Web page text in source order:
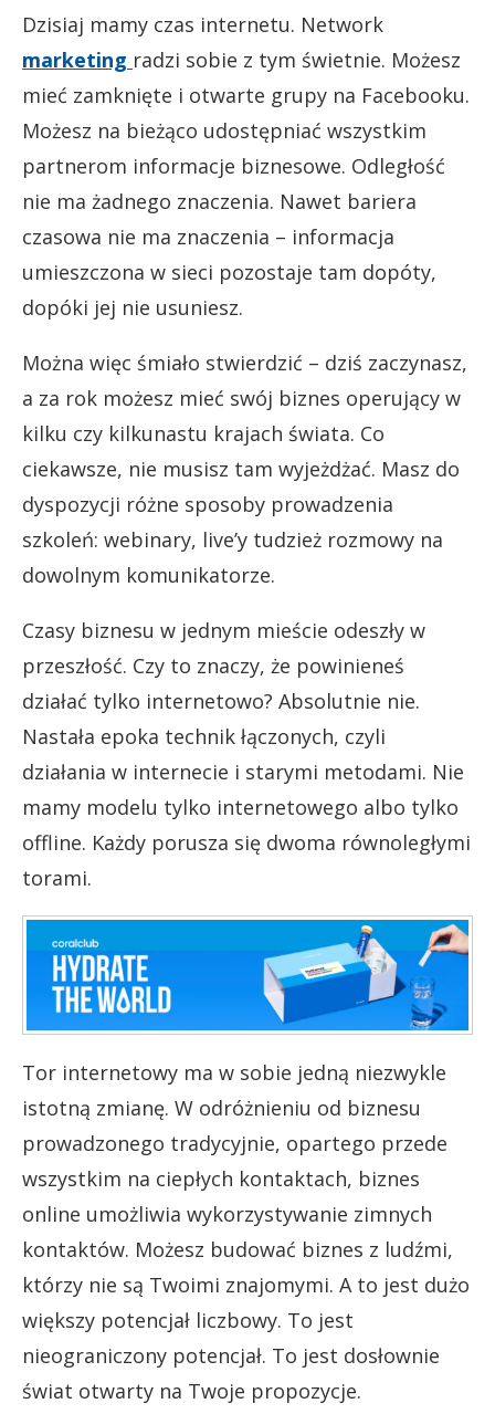
Dzisiaj mamy czas internetu. Network
marketing radzi sobie z tym świetnie. Możesz
mieć zamknięte i otwarte grupy na Facebooku.
Możesz na bieżąco udostępniać wszystkim
partnerom informacje biznesowe. Odległość
nie ma żadnego znaczenia. Nawet bariera
czasowa nie ma znaczenia – informacja
umieszczona w sieci pozostaje tam dopóty,
dopóki jej nie usuniesz.
Można więc śmiało stwierdzić – dziś zaczynasz,
a za rok możesz mieć swój biznes operujący w
kilku czy kilkunastu krajach świata. Co
ciekawsze, nie musisz tam wyjeżdżać. Masz do
dyspozycji różne sposoby prowadzenia
szkoleń: webinary, live’y tudzież rozmowy na
dowolnym komunikatorze.
Czasy biznesu w jednym mieście odeszły w
przeszłość. Czy to znaczy, że powinieneś
działać tylko internetowo? Absolutnie nie.
Nastała epoka technik łączonych, czyli
działania w internecie i starymi metodami. Nie
mamy modelu tylko internetowego albo tylko
offline. Każdy porusza się dwoma równoległymi
torami.
Tor internetowy ma w sobie jedną niezwykle
istotną zmianę. W odróżnieniu od biznesu
prowadzonego tradycyjnie, opartego przede
wszystkim na ciepłych kontaktach, biznes
online umożliwia wykorzystywanie zimnych
kontaktów. Możesz budować biznes z ludźmi,
którzy nie są Twoimi znajomymi. A to jest dużo
większy potencjał liczbowy. To jest
nieograniczony potencjał. To jest dosłownie
świat otwarty na Twoje propozycje.